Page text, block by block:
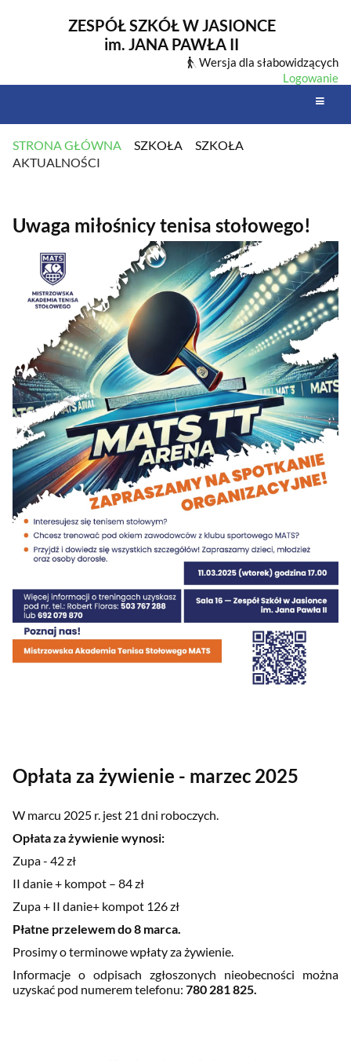
ZESPÓŁ SZKÓŁ W JASIONCE
im. JANA PAWŁA II
Wersja dla słabowidzących
Logowanie
STRONA GŁÓWNA SZKOŁA
SZKOŁA
AKTUALNOŚCI
Uwaga miłośnicy tenisa stołowego!
Opłata za żywienie - marzec 2025
W marcu 2025 r. jest 21 dni roboczych.
Opłata za żywienie wynosi:
Zupa - 42 zł
II danie + kompot – 84 zł
Zupa + II danie+ kompot 126 zł
Płatne przelewem do 8 marca.
Prosimy o terminowe wpłaty za żywienie.
Informacje o odpisach zgłoszonych nieobecności można
uzyskać pod numerem telefonu: 780 281 825.